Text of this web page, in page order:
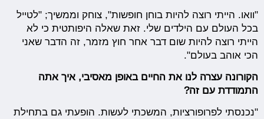
"וואו. הייתי רוצה להיות בוחן חופשות", צוחק וממשיך; "לטייל
בכל העולם עם הילדים שלי. זאת שאלה היפותטית כי לא
הייתי רוצה להיות שום דבר אחר חוץ מזמר, זה הדבר שאני
הכי אוהב בעולם".
הקורונה עצרה לנו את החיים באופן מאסיבי, איך אתה
התמודדת עם זה?
"נכנסתי לפרופורציות, המשכתי לעשות. הופעתי גם בתחילת